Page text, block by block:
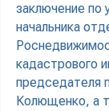
заключение по
начальника
кадастрового
председателя
Колющенко, а